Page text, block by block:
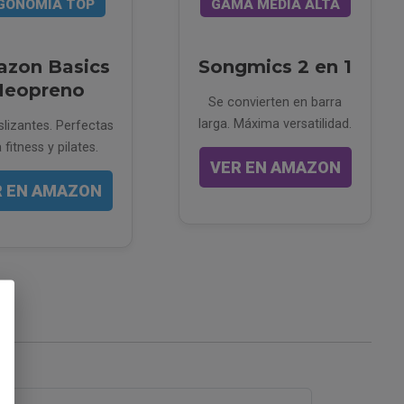
TOP
Basics
Perfectas
fitness y pilates.
EN AMAZON
GAMA MEDIA ALTA
Songmics 2 en 1
Se convierten en barra
larga. Máxima versatilidad.
VER EN AMAZON